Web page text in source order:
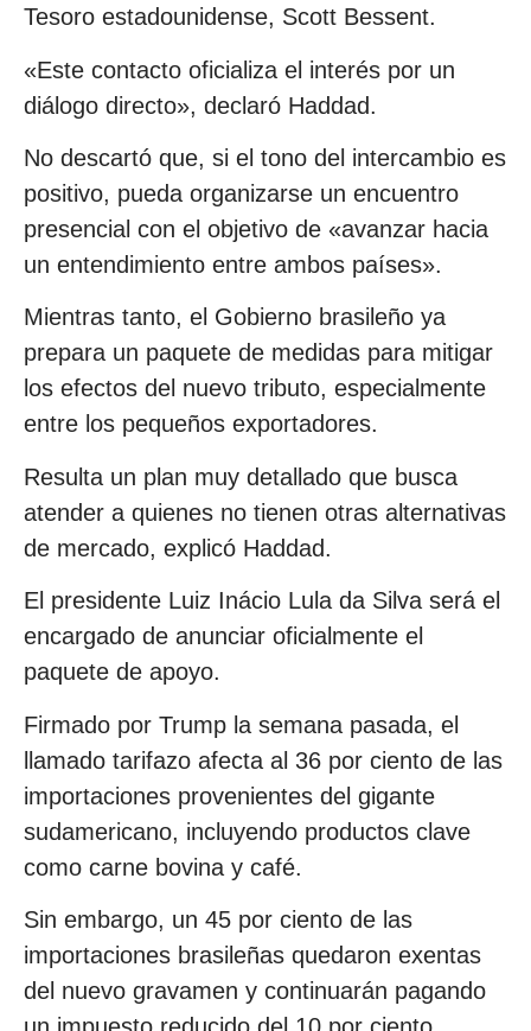
Tesoro estadounidense, Scott Bessent.
«Este contacto oficializa el interés por un
diálogo directo», declaró Haddad.
No descartó que, si el tono del intercambio es
positivo, pueda organizarse un encuentro
presencial con el objetivo de «avanzar hacia
un entendimiento entre ambos países».
Mientras tanto, el Gobierno brasileño ya
prepara un paquete de medidas para mitigar
los efectos del nuevo tributo, especialmente
entre los pequeños exportadores.
Resulta un plan muy detallado que busca
atender a quienes no tienen otras alternativas
de mercado, explicó Haddad.
El presidente Luiz Inácio Lula da Silva será el
encargado de anunciar oficialmente el
paquete de apoyo.
Firmado por Trump la semana pasada, el
llamado tarifazo afecta al 36 por ciento de las
importaciones provenientes del gigante
sudamericano, incluyendo productos clave
como carne bovina y café.
Sin embargo, un 45 por ciento de las
importaciones brasileñas quedaron exentas
del nuevo gravamen y continuarán pagando